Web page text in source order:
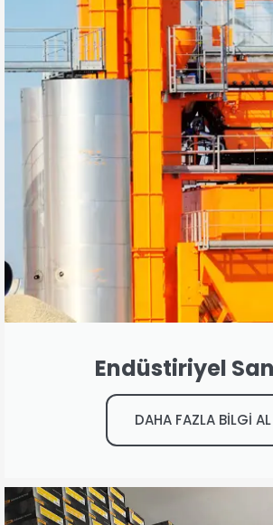
Endüstiriyel
DAHA FAZLA BİLGİ AL